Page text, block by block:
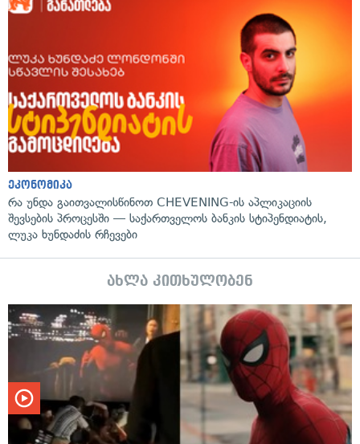
ეკონომიკა
რა უნდა გაითვალისწინოთ CHEVENING-ის აპლიკაციის
შევსების პროცესში — საქართველოს ბანკის სტიპენდიატის,
ლუკა ხუნდაძის რჩევები
ახლა კითხულობენ